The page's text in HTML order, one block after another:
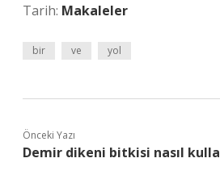
Tarih: Makaleler
bir ve yol
Önceki Yazı
Demir dikeni bitkisi nasıl